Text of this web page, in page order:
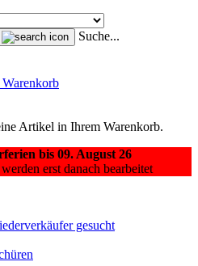
Suche...
Artikel in Ihrem Warenkorb.
bis 09. August 26
erst danach bearbeitet
gesucht